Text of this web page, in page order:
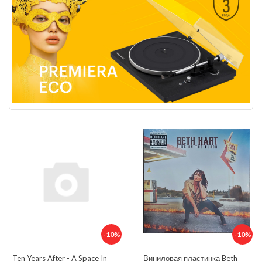
-10%
Ten Years After - A Space In
-10%
Виниловая пластинка Beth